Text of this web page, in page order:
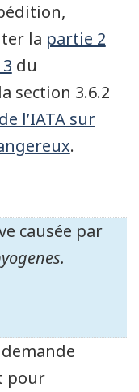
la partie 2
du
section 3.6.2
l’IATA sur
.
causée par
pour